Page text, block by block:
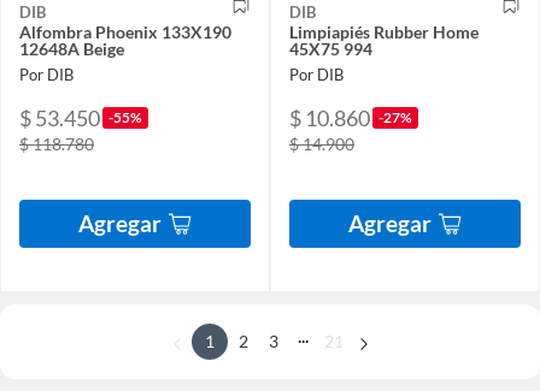
DIB
Alfombra Phoenix 133X190
12648A Beige
Por DIB
$ 53.450 -55%
$ 118.780
Agregar
DIB
Limpiapiés Rubber Home
45X75 994
Por DIB
$ 10.860 -27%
$ 14.900
Agregar
1 2 3 ... 21